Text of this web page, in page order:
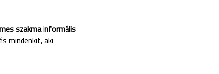
szakma informális
mindenkit, aki